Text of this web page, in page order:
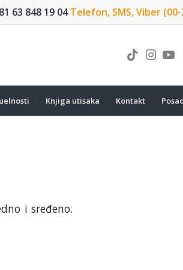
63 848 19 04Telefon, SMS, Viber (00-
Knjiga utisaka Kontakt
i sređeno.